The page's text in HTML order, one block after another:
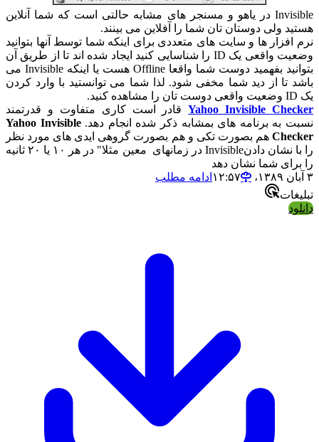
Invisible در یاهو و مسنجر های مشابه حالتی است که شما آنلاین
هستید ولی دوستان تان شما را آفلاین می بینند.
نرم افزار ها و سایت های متعددی برای اینکه شما توسط آنها بتوانید
وضعیت واقعی یک ID را شناسایی کنید ایجاد شده اند تا از طریق آن
بتوانید بفهمید دوست شما واقعا Offline هست یا اینکه Invisible می
باشد تا از دید شما مخفی شود. لذا شما می توانستید با وارد کردن
یک ID وضعیت واقعی دوست تان را مشاهده کنید.
Yahoo Invisible Checkerقادر است کاری متفاوت و قدرتمند
نسبت به برنامه های بمشابه ذکر شده انجام دهد.Yahoo Invisible
Checker هم بصورت تکی و هم بصورت گروهی ایدی های مورد نظر
را با نشان دادنInvisible در زمانهای معین مثلا" در هر ۱۰ یا ۲۰ ثانیه
را برای شما نشان دهد
۳ آبان ۱۳۸۹،‏ ۱۲:۵۷
ادامه مطلب
تبلیغات
دانلود